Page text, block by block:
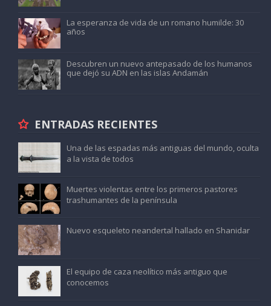
La esperanza de vida de un romano humilde: 30
años
Descubren un nuevo antepasado de los humanos
que dejó su ADN en las islas Andamán
ENTRADAS RECIENTES
Una de las espadas más antiguas del mundo, oculta
a la vista de todos
Muertes violentas entre los primeros pastores
trashumantes de la península
Nuevo esqueleto neandertal hallado en Shanidar
El equipo de caza neolítico más antiguo que
conocemos